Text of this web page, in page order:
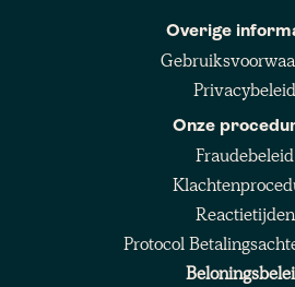
Overige
Privacybeleid
Onze
Fraudebeleid
Reactietijden
Protocol